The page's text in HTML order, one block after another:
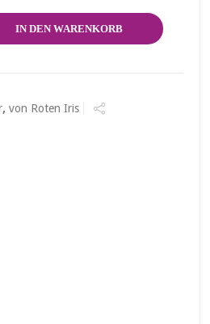
Menge
IN DEN WARENKORB
,von Roten Iris